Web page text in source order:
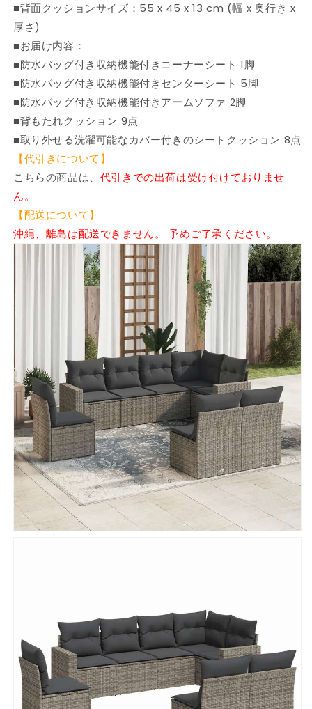
■背面クッションサイズ：55 x 45 x 13 cm (幅 x 奥行き x
厚さ)
■お届け内容：
■防水バッグ付き収納機能付きコーナーシート 1脚
■防水バッグ付き収納機能付きセンターシート 5脚
■防水バッグ付き収納機能付きアームソファ 2脚
■背もたれクッション 9点
■取り外せる洗濯可能なカバー付きのシートクッション 8点
【代引きについて】
こちらの商品は、 代引きでの出荷は受け付けておりませ
ん。
【配送について】
沖縄、離島は配送できません。 予めご了承ください。